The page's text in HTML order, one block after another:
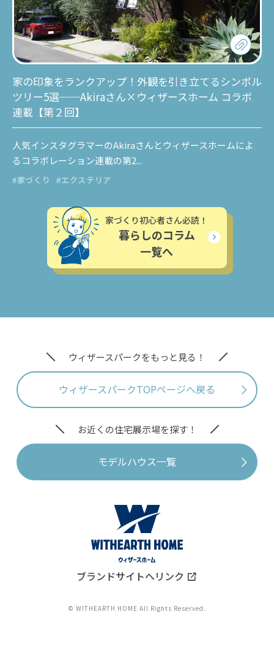
家の印象をランクアップ！外観を引き立てるシンボル
ツリー5選──Akiraさん×ウィザースホーム コラボ
連載【第２回】
人気インスタグラマーのAkiraさんとウィザースホームによ
るコラボレーション連載の第2...
#家づくり #エクステリア
家づくり初心者さん必読！
暮らしのコラム
一覧へ
ウィザースパークをもっと見る！
ウィザースパークTOPページへ戻る
お近くの住宅展示場を探す！
モデルハウス一覧
ブランドサイトへリンク
© WITHEARTH HOME All Rights Reserved.